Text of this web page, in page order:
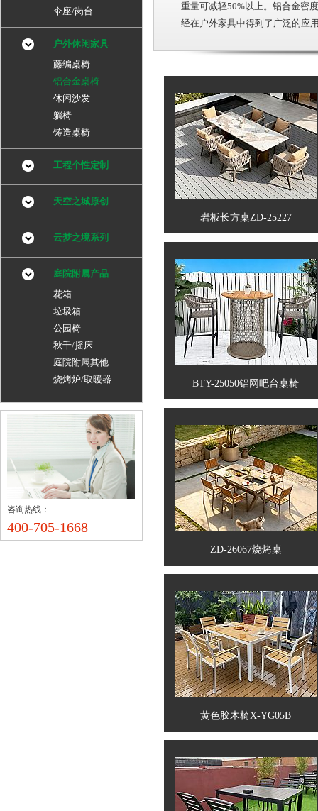
重量可减轻50%以上。铝合金密
经在户外家具中得到了广泛的应
岩板长方桌ZD-25227
BTY-25050铝网吧台桌椅
ZD-26067烧烤桌
黄色胶木椅X-YG05B
伞座/岗台
户外休闲家具
藤编桌椅
铝合金桌椅
休闲沙发
躺椅
铸造桌椅
工程个性定制
天空之城原创
云梦之境系列
庭院附属产品
花箱
垃圾箱
公园椅
秋千/摇床
庭院附属其他
烧烤炉/取暖器
咨询热线：
400-705-1668